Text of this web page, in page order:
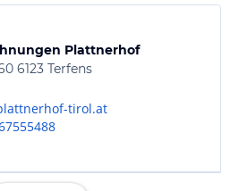
Plattnerhof
6123 Terfens
tirol.at